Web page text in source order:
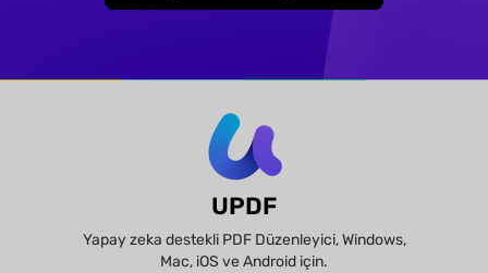
UPDF
Yapay zeka destekli PDF Düzenleyici, Windows,
Mac, iOS ve Android için.